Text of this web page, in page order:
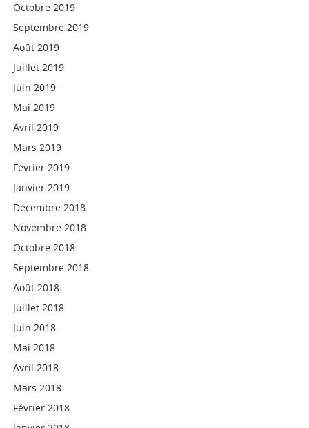
Octobre 2019
Septembre 2019
Août 2019
Juillet 2019
Juin 2019
Mai 2019
Avril 2019
Mars 2019
Février 2019
Janvier 2019
Décembre 2018
Novembre 2018
Octobre 2018
Septembre 2018
Août 2018
Juillet 2018
Juin 2018
Mai 2018
Avril 2018
Mars 2018
Février 2018